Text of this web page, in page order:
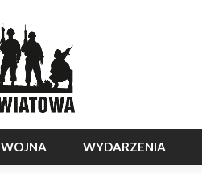
WOJNA WYDARZENIA